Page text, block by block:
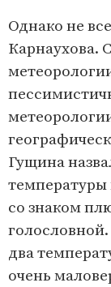
Однако не
Карнаухова.
Гущина
температуры
со знаком
два
очень